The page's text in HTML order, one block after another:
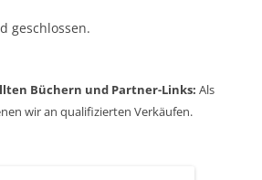
geschlossen.
Büchern und Partner-Links: Als
wir an qualifizierten Verkäufen.